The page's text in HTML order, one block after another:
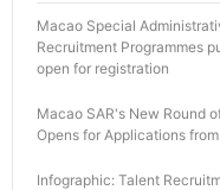
Macao Special
Recruitment Programmes
open for registration
Macao SAR's New Round
Opens for Applications
Infographic: Talent